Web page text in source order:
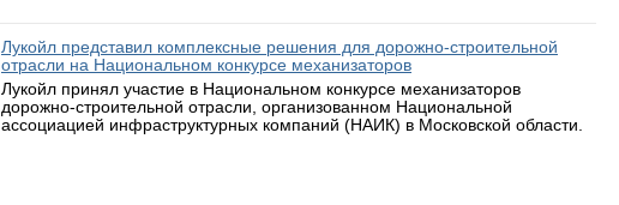
Лукойл представил комплексные решения для дорожно-строительной
отрасли на Национальном конкурсе механизаторов
Лукойл принял участие в Национальном конкурсе механизаторов
дорожно-строительной отрасли, организованном Национальной
ассоциацией инфраструктурных компаний (НАИК) в Московской области.